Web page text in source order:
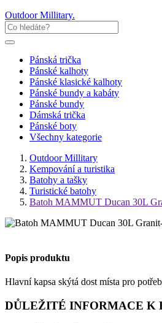
Outdoor Millitary.
Pánská trička
Pánské kalhoty
Pánské klasické kalhoty
Pánské bundy a kabáty
Pánské bundy
Dámská trička
Pánské boty
Všechny kategorie
Outdoor Millitary
Kempování a turistika
Batohy a tašky
Turistické batohy
Batoh MAMMUT Ducan 30L
Popis produktu
Hlavní kapsa skýtá dost místa pro
DŮLEŽITÉ INFORMACE K